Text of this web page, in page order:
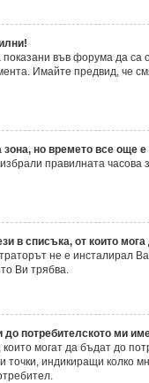
във форума да са
Имайте предвид, че
но времето все още е
избрали правилната
в списъка, от които мога
не е инсталирал
Ви трябва.
до потребителското ми
които могат да бъдат до
точки, индикиращи колко